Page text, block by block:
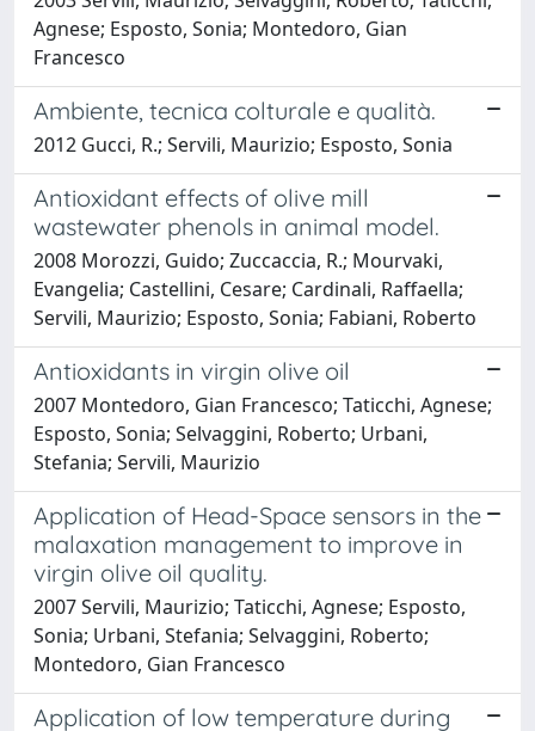
Agnese; Esposto, Sonia; Montedoro, Gian
Francesco
Ambiente, tecnica colturale e qualità.
2012 Gucci, R.; Servili, Maurizio; Esposto, Sonia
Antioxidant effects of olive mill
wastewater phenols in animal model.
2008 Morozzi, Guido; Zuccaccia, R.; Mourvaki,
Evangelia; Castellini, Cesare; Cardinali, Raffaella;
Servili, Maurizio; Esposto, Sonia; Fabiani, Roberto
Antioxidants in virgin olive oil
2007 Montedoro, Gian Francesco; Taticchi, Agnese;
Esposto, Sonia; Selvaggini, Roberto; Urbani,
Stefania; Servili, Maurizio
Application of Head-Space sensors in the
malaxation management to improve in
virgin olive oil quality.
2007 Servili, Maurizio; Taticchi, Agnese; Esposto,
Sonia; Urbani, Stefania; Selvaggini, Roberto;
Montedoro, Gian Francesco
Application of low temperature during